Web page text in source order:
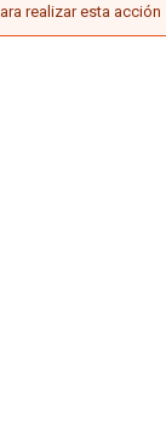
ERROR
realizar esta acción